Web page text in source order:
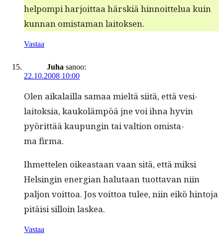
helpom­pi har­joit­taa härskiä hin­noit­telua kuin
kun­nan omis­ta­man laitoksen.
Vastaa
Juha sanoo:
22.10.2008 10:00
Olen aikalail­la samaa mieltä siitä, että vesi­
laitok­sia, kaukoläm­pöä jne voi ihna hyvin
pyörit­tää kaupun­gin tai val­tion omis­ta­
ma firma.
Ihmette­len oikeas­t­aan vaan sitä, että mik­si
Helsin­gin ener­gian halu­taan tuot­ta­van niin
paljon voit­toa. Jos voit­toa tulee, niin eikö hin­to­ja
pitäisi sil­loin laskea.
Vastaa